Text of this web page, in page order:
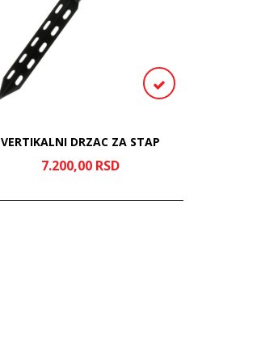
VERTIKALNI DRZAC ZA STAP
7.200,00 RSD